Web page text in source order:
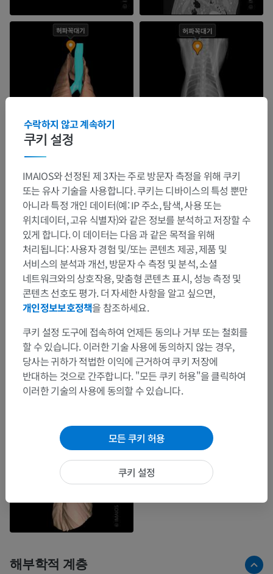
해부학적 계층
쿠키 설정
수락하지 않고 계속하기
IMAIOS와 선정된 제 3자는 주로 방문자 측정을 위해 쿠키
또는 유사 기술을 사용합니다. 쿠키는 디바이스의 특성 뿐만
아니라 특정 개인 데이터(예: IP 주소, 탐색, 사용 또는
위치데이터, 고유 식별자)와 같은 정보를 분석하고 저장할 수
있게 합니다. 이 데이터는 다음 과 같은 목적을 위해
처리됩니다: 사용자 경험 및/또는 콘텐츠 제공, 제품 및
서비스의 분석과 개선, 방문자 수 측정 및 분석, 소셜
네트워크와의 상호작용, 맞춤형 콘텐츠 표시, 성능 측정 및
콘텐츠 선호도 평가. 더 자세한 사항을 알고 싶으면,
개인정보보호정책을 참조하세요.
쿠키 설정 도구에 접속하여 언제든 동의나 거부 또는 철회를
할 수 있습니다. 이러한 기술 사용에 동의하지 않는 경우,
당사는 귀하가 적법한 이익에 근거하여 쿠키 저장에
반대하는 것으로 간주합니다. "모든 쿠키 허용"을 클릭하여
이러한 기술의 사용에 동의할 수 있습니다.
모든 쿠키 허용
쿠키 설정